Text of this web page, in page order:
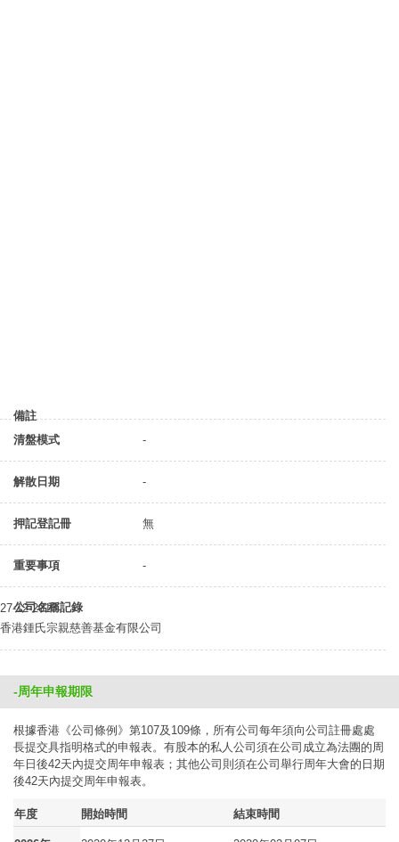
備註
清盤模式
-
解散日期 -
押記登記冊 無
重要事項 -
公司名稱記錄
27-12-2018
香港鍾氏宗親慈善基金有限公司
-周年申報期限
根據香港《公司條例》第107及109條，所有公司每年須向公司註冊處處
長提交具指明格式的申報表。有股本的私人公司須在公司成立為法團的周
年日後42天內提交周年申報表；其他公司則須在公司舉行周年大會的日期
後42天內提交周年申報表。
年度 開始時間 結束時間